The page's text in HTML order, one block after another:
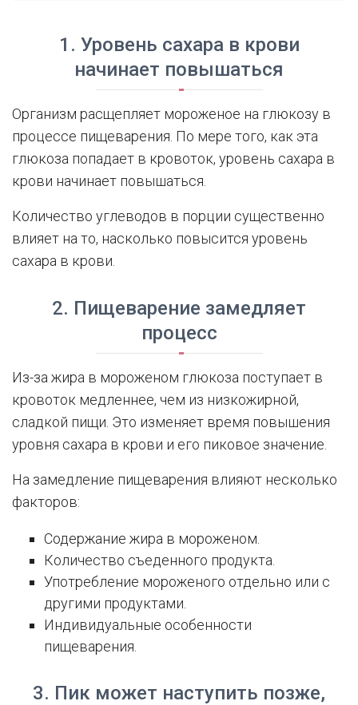
1. Уровень сахара в крови
начинает повышаться
Организм расщепляет мороженое на глюкозу в
процессе пищеварения. По мере того, как эта
глюкоза попадает в кровоток, уровень сахара в
крови начинает повышаться.
Количество углеводов в порции существенно
влияет на то, насколько повысится уровень
сахара в крови.
2. Пищеварение замедляет
процесс
Из-за жира в мороженом глюкоза поступает в
кровоток медленнее, чем из низкожирной,
сладкой пищи. Это изменяет время повышения
уровня сахара в крови и его пиковое значение.
На замедление пищеварения влияют несколько
факторов:
Содержание жира в мороженом.
Количество съеденного продукта.
Употребление мороженого отдельно или с
другими продуктами.
Индивидуальные особенности
пищеварения.
3. Пик может наступить позже,